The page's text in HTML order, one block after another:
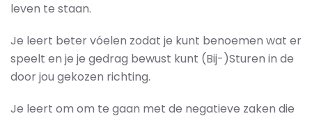
leven te staan.
Je leert beter vóelen zodat je kunt benoemen wat er
speelt en je je gedrag bewust kunt (Bij-)Sturen in de
door jou gekozen richting.
Je leert om om te gaan met de negatieve zaken die